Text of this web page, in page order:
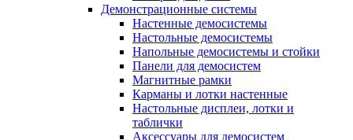
Демонстрационные системы
Настенные демосистемы
Настольные демосистемы
Напольные демосистемы и стойки
Панели для демосистем
Магнитные рамки
Карманы и лотки настенные
Настольные дисплеи, лотки и
таблички
Аксессуары для демосистем